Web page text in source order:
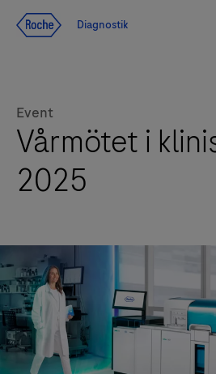
Diagnostik
Event
Vårmötet i
2025